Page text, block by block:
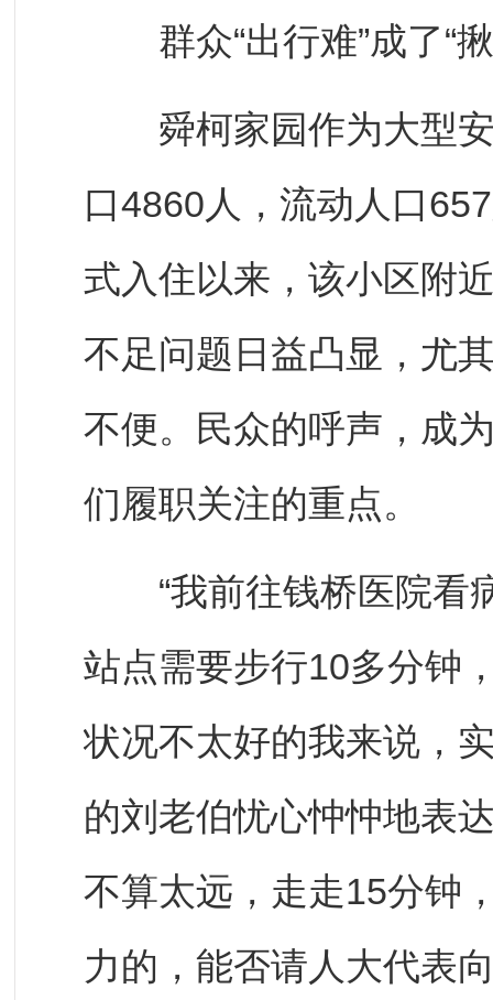
群众“出行难”成了“揪
舜柯家园作为大型安
口4860人，流动人口
式入住以来，该小区附
不足问题日益凸显，尤
不便。民众的呼声，成
们履职关注的重点。
“我前往钱桥医院看
站点需要步行10多分钟
状况不太好的我来说，
的刘老伯忧心忡忡地表
不算太远，走走15分钟
力的，能否请人大代表